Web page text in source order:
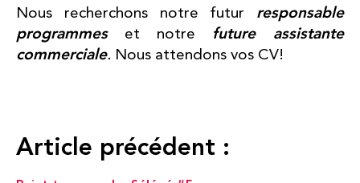
Nous recherchons notre futur responsable
programmeset notre
future assistante
commerciale. Nous attendons vos CV!
Article précédent :